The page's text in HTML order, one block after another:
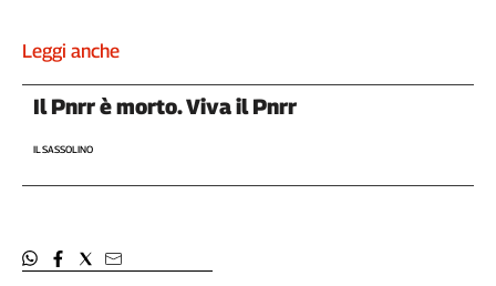
Leggi anche
Il Pnrr è morto. Viva il Pnrr
IL SASSOLINO